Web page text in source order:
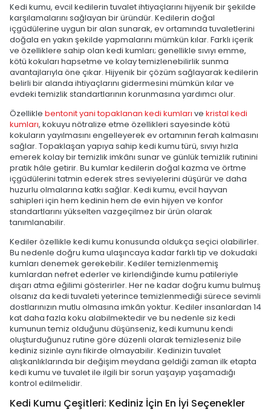
Kedi kumu, evcil kedilerin tuvalet ihtiyaçlarını hijyenik bir şekilde
karşılamalarını sağlayan bir üründür. Kedilerin doğal
içgüdülerine uygun bir alan sunarak, ev ortamında tuvaletlerini
doğala en yakın şekilde yapmalarını mümkün kılar. Farklı içerik
ve özelliklere sahip olan kedi kumları; genellikle sıvıyı emme,
kötü kokuları hapsetme ve kolay temizlenebilirlik sunma
avantajlarıyla öne çıkar. Hijyenik bir çözüm sağlayarak kedilerin
belirli bir alanda ihtiyaçlarını gidermesini mümkün kılar ve
evdeki temizlik standartlarının korunmasına yardımcı olur.
Özellikle bentonit yani topaklanan kedi kumları ve kristal kedi
kumları, kokuyu nötralize etme özellikleri sayesinde kötü
kokuların yayılmasını engelleyerek ev ortamının ferah kalmasını
sağlar. Topaklaşan yapıya sahip kedi kumu türü, sıvıyı hızla
emerek kolay bir temizlik imkânı sunar ve günlük temizlik rutinini
pratik hâle getirir. Bu kumlar kedilerin doğal kazma ve örtme
içgüdülerini tatmin ederek stres seviyelerini düşürür ve daha
huzurlu olmalarına katkı sağlar. Kedi kumu, evcil hayvan
sahipleri için hem kedinin hem de evin hijyen ve konfor
standartlarını yükselten vazgeçilmez bir ürün olarak
tanımlanabilir.
Kediler özellikle kedi kumu konusunda oldukça seçici olabilirler.
Bu nedenle doğru kuma ulaşıncaya kadar farklı tip ve dokudaki
kumları denemek gerekebilir. Kediler temizlenmemiş
kumlardan nefret ederler ve kirlendiğinde kumu patileriyle
dışarı atma eğilimi gösterirler. Her ne kadar doğru kumu bulmuş
olsanız da kedi tuvaleti yeterince temizlenmediği sürece sevimli
dostlarınızın mutlu olmasına imkân yoktur. Kediler insanlardan 14
kat daha fazla koku alabilmektedir ve bu nedenle siz kedi
kumunun temiz olduğunu düşünseniz, kedi kumunu kendi
oluşturduğunuz rutine göre düzenli olarak temizleseniz bile
kediniz sizinle aynı fikirde olmayabilir. Kedinizin tuvalet
alışkanlıklarında bir değişim meydana geldiği zaman ilk etapta
kedi kumu ve tuvalet ile ilgili bir sorun yaşayıp yaşamadığı
kontrol edilmelidir.
Kedi Kumu Çeşitleri: Kediniz İçin En İyi Seçenekler